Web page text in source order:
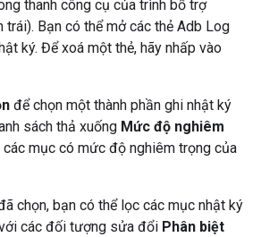
thanh công cụ của trình bổ trợ
trái). Bạn có thể mở các thẻ Adb Log
ký. Để xoá một thẻ, hãy nhấp vào
để chọn một thành phần ghi nhật ký
sách thả xuống Mức độ nghiêm
các mục có mức độ nghiêm trọng của
chọn, bạn có thể lọc các mục nhật ký
các đối tượng sửa đổi Phân biệt